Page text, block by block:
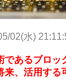
02(水)
であるブロッ
来、活用する